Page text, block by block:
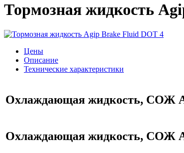
Тормозная жидкость
Цены
Описание
Технические характеристики
Охлаждающая жидкость, СОЖ
Охлаждающая жидкость, СОЖ